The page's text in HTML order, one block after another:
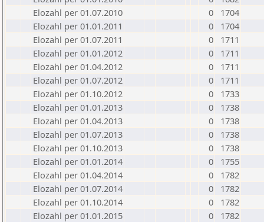
Elozahl per 01.07.2010
0
1704
Elozahl per 01.01.2011
0
1704
Elozahl per 01.07.2011
0
1711
Elozahl per 01.01.2012
0
1711
Elozahl per 01.04.2012
0
1711
Elozahl per 01.07.2012
0
1711
Elozahl per 01.10.2012
0
1733
Elozahl per 01.01.2013
0
1738
Elozahl per 01.04.2013
0
1738
Elozahl per 01.07.2013
0
1738
Elozahl per 01.10.2013
0
1738
Elozahl per 01.01.2014
0
1755
Elozahl per 01.04.2014
0
1782
Elozahl per 01.07.2014
0
1782
Elozahl per 01.10.2014
0
1782
Elozahl per 01.01.2015
0
1782